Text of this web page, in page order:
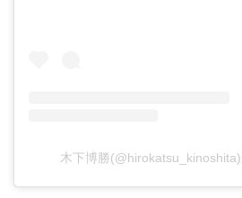
木下博勝